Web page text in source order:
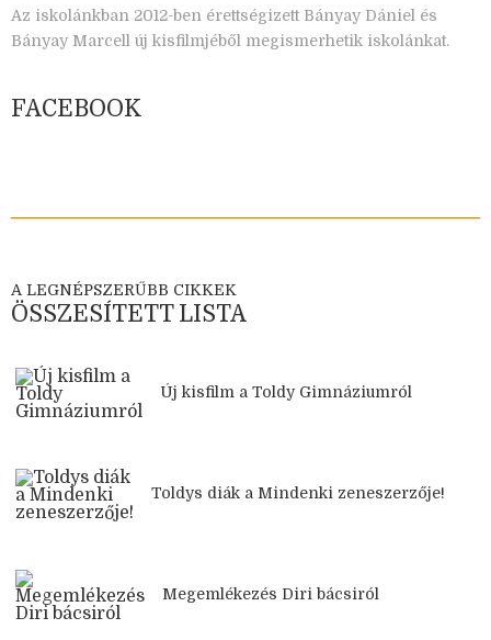
Az iskolánkban 2012-ben érettségizett Bányay Dániel és
Bányay Marcell új kisfilmjéből megismerhetik iskolánkat.
FACEBOOK
A LEGNÉPSZERŰBB CIKKEK
ÖSSZESÍTETT LISTA
Új kisfilm a Toldy Gimnáziumról
Toldys diák a Mindenki zeneszerzője!
Megemlékezés Diri bácsiról